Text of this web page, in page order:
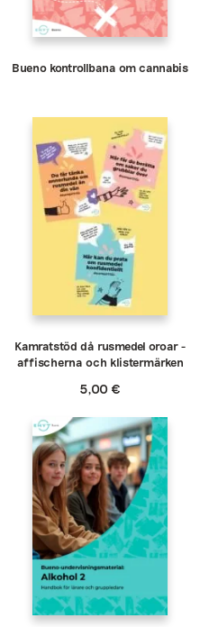
Bueno kontrollbana om cannabis
Kamratstöd då rusmedel oroar -
affischerna och klistermärken
5,00€